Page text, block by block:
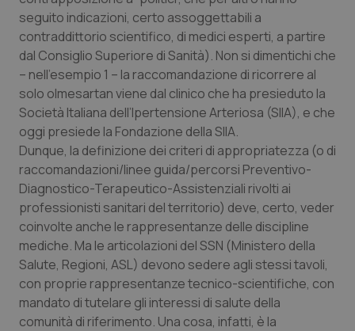
seguito indicazioni, certo assoggettabili a
contraddittorio scientifico, di medici esperti, a partire
dal Consiglio Superiore di Sanità). Non si dimentichi che
– nell’esempio 1 – la raccomandazione di ricorrere al
solo olmesartan viene dal clinico che ha presieduto la
Società Italiana dell’Ipertensione Arteriosa (SIIA), e che
oggi presiede la Fondazione della SIIA.
Dunque, la definizione dei criteri di appropriatezza (o di
raccomandazioni/linee guida/percorsi Preventivo-
Diagnostico-Terapeutico-Assistenziali rivolti ai
professionisti sanitari del territorio) deve, certo, veder
coinvolte anche le rappresentanze delle discipline
mediche. Ma le articolazioni del SSN (Ministero della
Salute, Regioni, ASL) devono sedere agli stessi tavoli,
con proprie rappresentanze tecnico-scientifiche, con
mandato di tutelare gli interessi di salute della
comunità di riferimento. Una cosa, infatti, è la